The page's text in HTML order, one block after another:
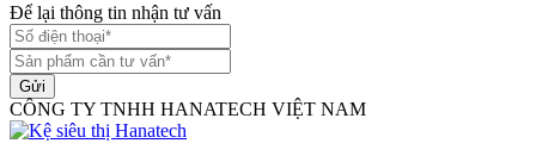
Để lại thông tin nhận tư vấn
Gửi
CÔNG TY TNHH HANATECH VIỆT NAM